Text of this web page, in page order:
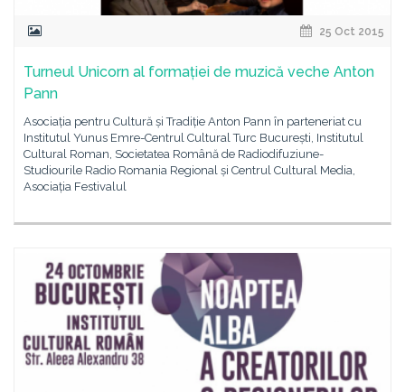
25 Oct 2015
Turneul Unicorn al formației de muzică veche Anton
Pann
Asociația pentru Cultură și Tradiție Anton Pann în parteneriat cu
Institutul Yunus Emre-Centrul Cultural Turc București, Institutul
Cultural Roman, Societatea Română de Radiodifuziune-
Studiourile Radio Romania Regional și Centrul Cultural Media,
Asociația Festivalul